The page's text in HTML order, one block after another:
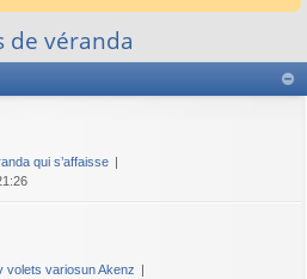
de véranda
qui s’affaisse
volets variosun Akenz